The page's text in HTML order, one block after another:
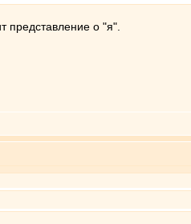
представление о "я".